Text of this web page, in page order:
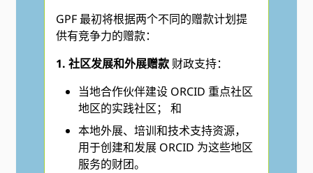
GPF 最初将根据两个不同的赠款计划提
供有竞争力的赠款：
​​​1. 社区发展和外展赠款 财政支持：
当地合作伙伴建设 ORCID 重点社区
地区的实践社区； 和
本地外展、培训和技术支持资源，
用于创建和发展 ORCID 为这些地区
服务的财团。